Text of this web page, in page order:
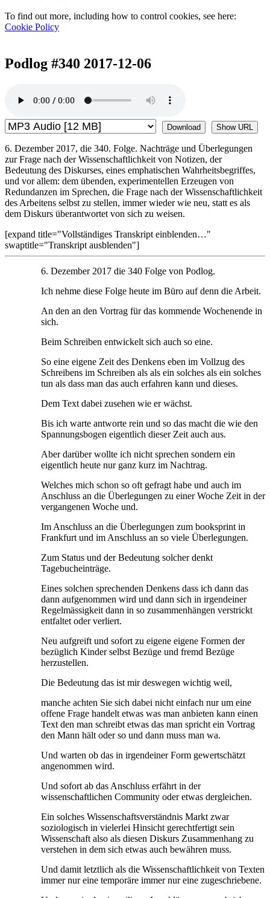
To find out more, including how to control cookies, see here:
Cookie Policy
Podlog #340 2017-12-06
Download Show URL
6. Dezember 2017, die 340. Folge. Nachträge und Überlegungen
zur Frage nach der Wissenschaftlichkeit von Notizen, der
Bedeutung des Diskurses, eines emphatischen Wahrheitsbegriffes,
und vor allem: dem übenden, experimentellen Erzeugen von
Redundanzen im Sprechen, die Frage nach der Wissenschaftlichkeit
des Arbeitens selbst zu stellen, immer wieder wie neu, statt es als
dem Diskurs überantwortet von sich zu weisen.
[expand title="Vollständiges Transkript einblenden…"
swaptitle="Transkript ausblenden"]
6. Dezember 2017 die 340 Folge von Podlog.
Ich nehme diese Folge heute im Büro auf denn die Arbeit.
An den an den Vortrag für das kommende Wochenende in
sich.
Beim Schreiben entwickelt sich auch so eine.
So eine eigene Zeit des Denkens eben im Vollzug des
Schreibens im Schreiben als als ein solches als ein solches
tun als dass man das auch erfahren kann und dieses.
Dem Text dabei zusehen wie er wächst.
Bis ich warte antworte rein und so das macht die wie den
Spannungsbogen eigentlich dieser Zeit auch aus.
Aber darüber wollte ich nicht sprechen sondern ein
eigentlich heute nur ganz kurz im Nachtrag.
Welches mich schon so oft gefragt habe und auch im
Anschluss an die Überlegungen zu einer Woche Zeit in der
vergangenen Woche und.
Im Anschluss an die Überlegungen zum booksprint in
Frankfurt und im Anschluss an so viele Überlegungen.
Zum Status und der Bedeutung solcher denkt
Tagebucheinträge.
Eines solchen sprechenden Denkens dass ich dann das
dann aufgenommen wird und dann sich in irgendeiner
Regelmässigkeit dann in so zusammenhängen verstrickt
entfaltet oder verliert.
Neu aufgreift und sofort zu eigene eigene Formen der
bezüglich Kinder selbst Bezüge und fremd Bezüge
herzustellen.
Die Bedeutung das ist mir deswegen wichtig weil,
manche achten Sie sich dabei nicht einfach nur um eine
offene Frage handelt etwas was man anbieten kann einen
Text den man schreibt etwas das man spricht ein Vortrag
den Mann hält oder so und dann muss man wa.
Und warten ob das in irgendeiner Form gewertschätzt
angenommen wird.
Und sofort ab das Anschluss erfährt in der
wissenschaftlichen Community oder etwas dergleichen.
Ein solches Wissenschaftsverständnis Markt zwar
soziologisch in vielerlei Hinsicht gerechtfertigt sein
Wissenschaft also als diesen Diskurs Zusammenhang zu
verstehen in dem sich etwas auch bewähren muss.
Und damit letztlich als die Wissenschaftlichkeit von Texten
immer nur eine temporäre immer nur eine zugeschriebene.